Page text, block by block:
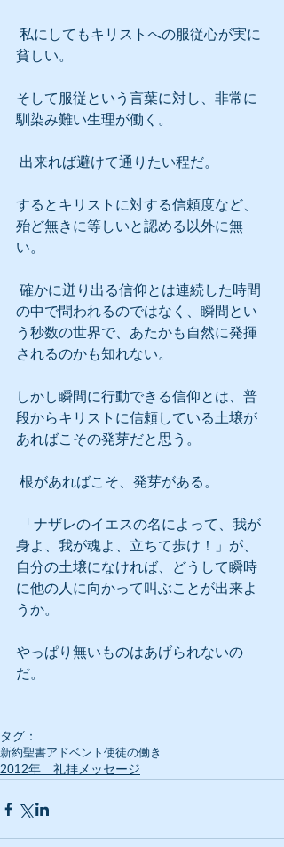
貧しい。
そして服従という言葉に対し、非常に
馴染み難い生理が働く。
出来れば避けて通りたい程だ。
するとキリストに対する信頼度など、
殆ど無きに等しいと認める以外に無
い。
の中で問われるのではなく、瞬間とい
う秒数の世界で、あたかも自然に発揮
されるのかも知れない。
しかし瞬間に行動できる信仰とは、普
段からキリストに信頼している土壌が
あればこその発芽だと思う。
根があればこそ、発芽がある。
身よ、我が魂よ、立ちて歩け！」が、
自分の土壌になければ、どうして瞬時
に他の人に向かって叫ぶことが出来よ
うか。
やっぱり無いものはあげられないの
だ。
タグ：
新約聖書アドベント 使徒の働き
2012年 礼拝メッセージ